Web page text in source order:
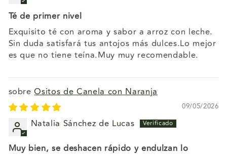
Té de primer nivel
Exquisito té con aroma y sabor a arroz con leche.
Sin duda satisfará tus antojos más dulces.Lo mejor
es que no tiene teína.Muy muy recomendable.
Ositos de Canela con Naranja
09/05/2026
Natalia Sánchez de Lucas
Muy bien, se deshacen rápido y endulzan lo